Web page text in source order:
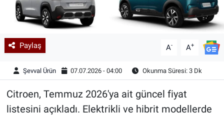
Paylaş A- A+
Şevval Ürün 07.07.2026 - 04:00 Okunma Süresi: 3 Dk
Citroen, Temmuz 2026'ya ait güncel fiyat
listesini açıkladı. Elektrikli ve hibrit modellerde
Yazarlar
Astroloji-Rüya